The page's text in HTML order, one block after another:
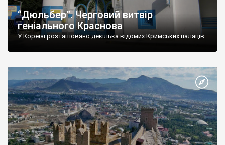
“Дюльбер”. Черговий витвір
геніального Краснова
У Кореїзі розташовано декілька відомих Кримських палаців.